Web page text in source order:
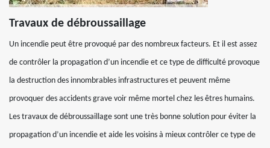
Travaux de débroussaillage
Un incendie peut être provoqué par des nombreux facteurs. Et il est assez
de contrôler la propagation d’un incendie et ce type de difficulté provoque
la destruction des innombrables infrastructures et peuvent même
provoquer des accidents grave voir même mortel chez les êtres humains.
Les travaux de débroussaillage sont une très bonne solution pour éviter la
propagation d’un incendie et aide les voisins à mieux contrôler ce type de